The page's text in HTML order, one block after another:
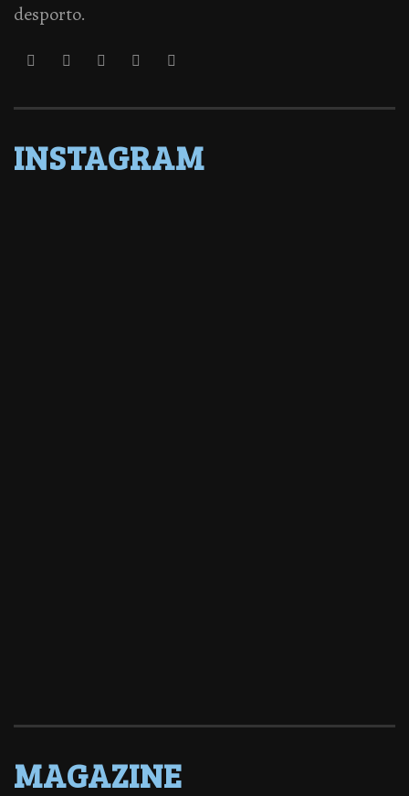
desporto.
INSTAGRAM
MAGAZINE